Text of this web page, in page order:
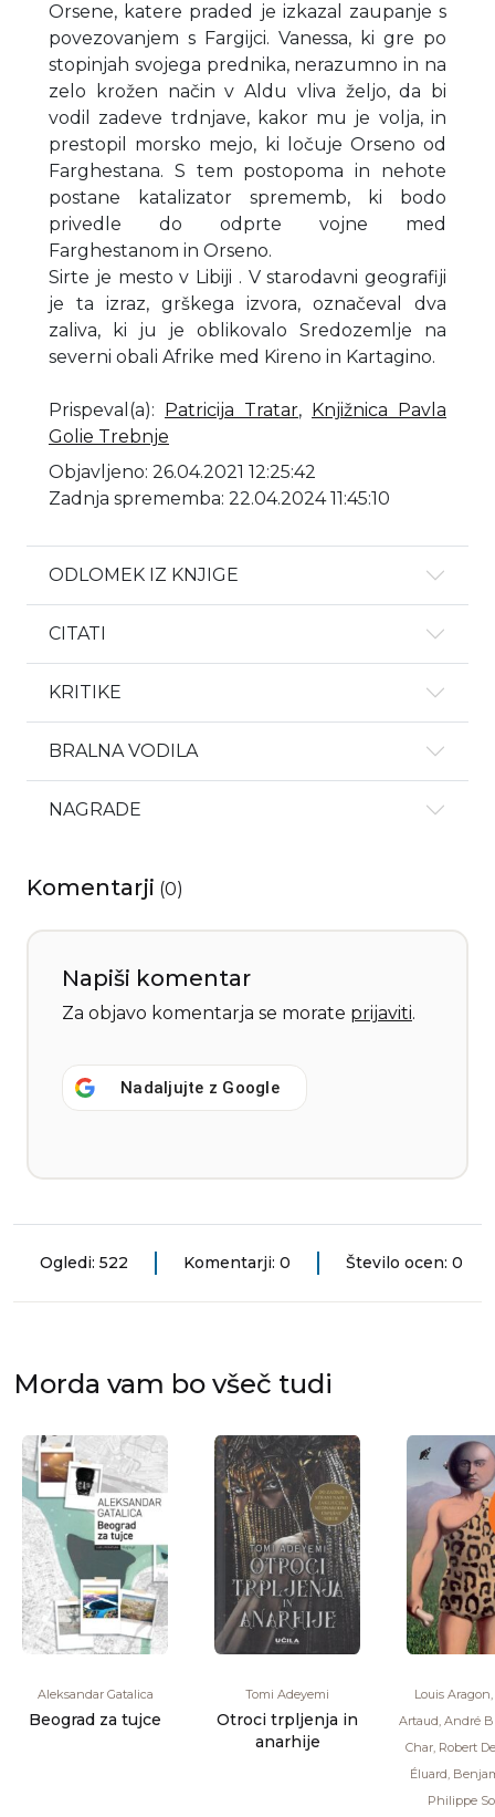
Orsene, katere praded je izkazal zaupanje s
povezovanjem s Fargijci. Vanessa, ki gre po
stopinjah svojega prednika, nerazumno in na
zelo krožen način v Aldu vliva željo, da bi
vodil zadeve trdnjave, kakor mu je volja, in
prestopil morsko mejo, ki ločuje Orseno od
Farghestana. S tem postopoma in nehote
postane katalizator sprememb, ki bodo
privedle do odprte vojne med
Farghestanom in Orseno.
Sirte je mesto v Libiji . V starodavni geografiji
je ta izraz, grškega izvora, označeval dva
zaliva, ki ju je oblikovalo Sredozemlje na
severni obali Afrike med Kireno in Kartagino.
Prispeval(a): Patricija Tratar,
Knjižnica Pavla
Golie Trebnje
Objavljeno: 26.04.2021 12:25:42
Zadnja sprememba: 22.04.2024 11:45:10
ODLOMEK IZ KNJIGE
CITATI
KRITIKE
BRALNA VODILA
NAGRADE
Komentarji (0)
Napiši komentar
Za objavo komentarja se morate prijaviti.
Nadaljujte z Google
Ogledi: 522 Komentarji: 0 Število ocen: 0
Morda vam bo všeč tudi
Aleksandar Gatalica
Beograd za tujce
Tomi Adeyemi
Otroci trpljenja in
anarhije
Louis
Artaud, André
Char, Robert
Éluard,
Philippe